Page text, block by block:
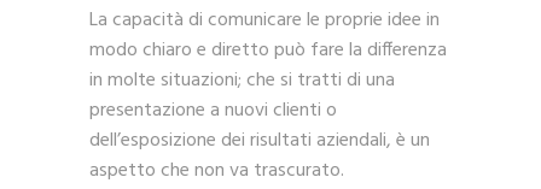
La capacità di comunicare le proprie idee in
modo chiaro e diretto può fare la differenza
in molte situazioni; che si tratti di una
presentazione a nuovi clienti o
dell’esposizione dei risultati aziendali, è un
aspetto che non va trascurato.